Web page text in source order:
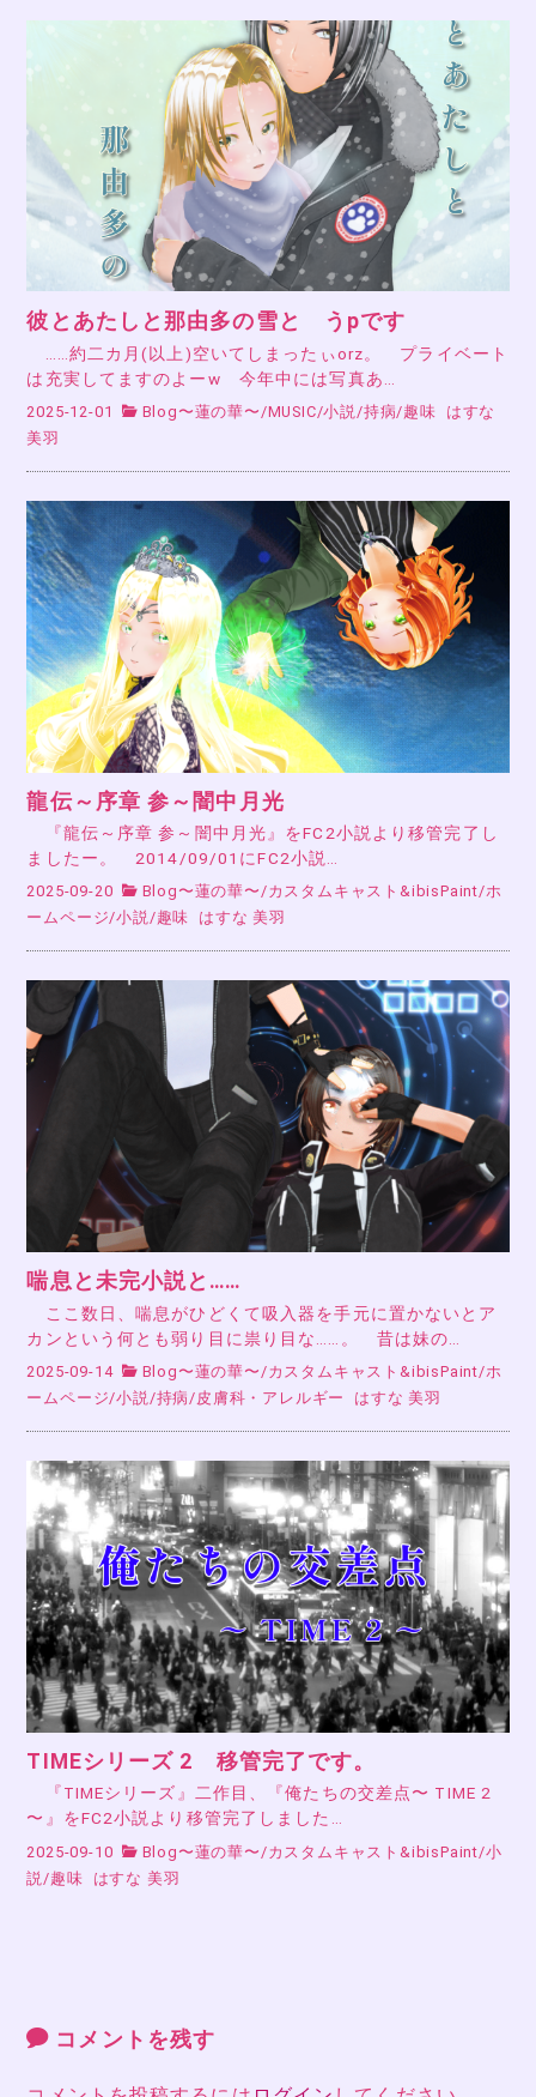
彼とあたしと那由多の雪と うpです
……約二カ月(以上)空いてしまったぃorz。 プライベート
は充実してますのよーw 今年中には写真あ…
2025-12-01 Blog〜蓮の華〜 /MUSIC/小説 /持病/趣味
はすな
美羽
龍伝～序章 参～闇中月光
『龍伝～序章 参～闇中月光』をFC2小説より移管完了し
ましたー。 2014/09/01にFC2小説…
2025-09-20 Blog〜蓮の華〜/カスタムキャスト&ibisPaint/ホ
ームページ/小説/趣味 はすな 美羽
喘息と未完小説と……
ここ数日、喘息がひどくて吸入器を手元に置かないとア
カンという何とも弱り目に祟り目な……。 昔は妹の…
2025-09-14 Blog〜蓮の華〜/カスタムキャスト&ibisPaint/ホ
ームページ/小説/持病/皮膚科・アレルギー はすな 美羽
TIMEシリーズ 2 移管完了です。
『TIMEシリーズ』二作目、『俺たちの交差点〜 TIME 2
〜』をFC2小説より移管完了しました…
2025-09-10 Blog〜蓮の華〜 /カスタムキャスト&ibisPaint/小
説 /趣味 はすな 美羽
コメントを残す